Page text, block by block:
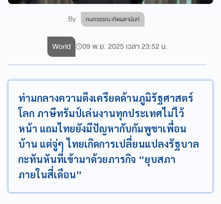
By กนกวรรณ เกิดผลานันท์
World 09 พ.ย. 2025 เวลา 23:52 น.
ท่ามกลางความตึงเครียดด้านภูมิรัฐศาสตร์
โลก ภาษีทรัมป์เล่นงานทุกประเทศไม่ไว้
หน้า แถมไทยยังมีปัญหากับกัมพูชาเพื่อน
บ้าน แต่จู่ๆ ไทยเกิดการเปลี่ยนแปลงรัฐบาล
กะทันหันที่เข้ามาด้วยภารกิจ “ยุบสภา
ภายในสี่เดือน”